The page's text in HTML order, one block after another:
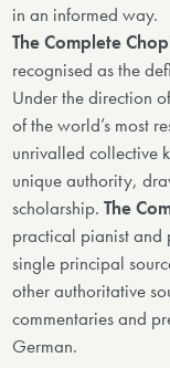
in an informed way.
The Complete
recognised as the
Under the direction
of the world’s most
unrivalled collective
unique authority,
scholarship.The
practical pianist and
single principal
other authoritative
commentaries and
German.